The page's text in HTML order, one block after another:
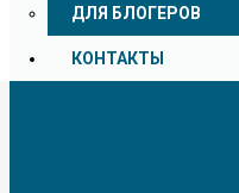
ДЛЯ БЛОГЕРОВ
КОНТАКТЫ